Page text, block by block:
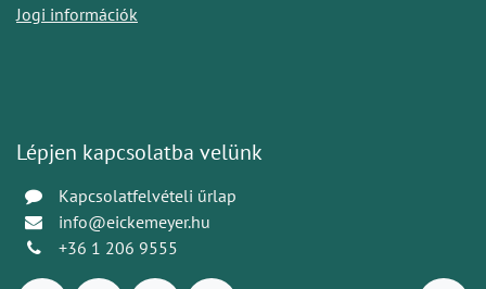
Jogi információk
Lépjen kapcsolatba velünk
Kapcsolatfelvételi űrlap
info@eickemeyer.hu
+36 1 206 9555